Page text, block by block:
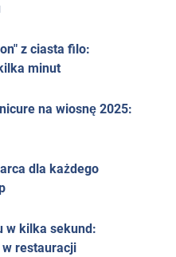
z ciasta filo:
minut
na wiosnę 2025:
dla każdego
w kilka sekund:
restauracji